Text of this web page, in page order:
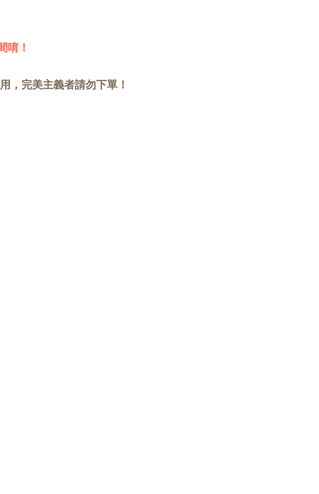
唷！
，完美主義者請勿下單！